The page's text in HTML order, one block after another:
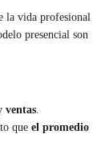
la vida profesional
presencial son
ventas
que el promedio